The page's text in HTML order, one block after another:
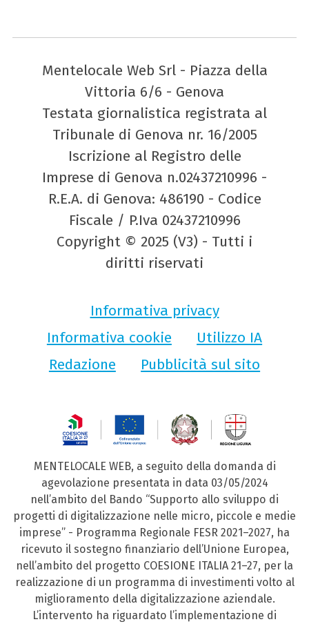
Mentelocale Web Srl - Piazza della
Vittoria 6/6 - Genova
Testata giornalistica registrata al
Tribunale di Genova nr. 16/2005
Iscrizione al Registro delle
Imprese di Genova n.02437210996 -
R.E.A. di Genova: 486190 - Codice
Fiscale / P.Iva 02437210996
Copyright © 2025 (V3) - Tutti i
diritti riservati
Informativa privacy
Informativa cookie
Utilizzo IA
Redazione
Pubblicità sul sito
MENTELOCALE WEB, a seguito della domanda di
agevolazione presentata in data 03/05/2024
nell’ambito del Bando “Supporto allo sviluppo di
progetti di digitalizzazione nelle micro, piccole e medie
imprese” - Programma Regionale FESR 2021–2027, ha
ricevuto il sostegno finanziario dell’Unione Europea,
nell’ambito del progetto COESIONE ITALIA 21–27, per la
realizzazione di un programma di investimenti volto al
miglioramento della digitalizzazione aziendale.
L’intervento ha riguardato l’implementazione di